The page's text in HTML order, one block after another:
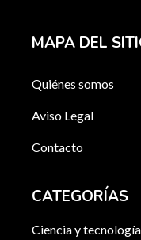
MAPA DEL
Quiénes somos
Aviso Legal
Contacto
CATEGORÍAS
Ciencia y tecnología